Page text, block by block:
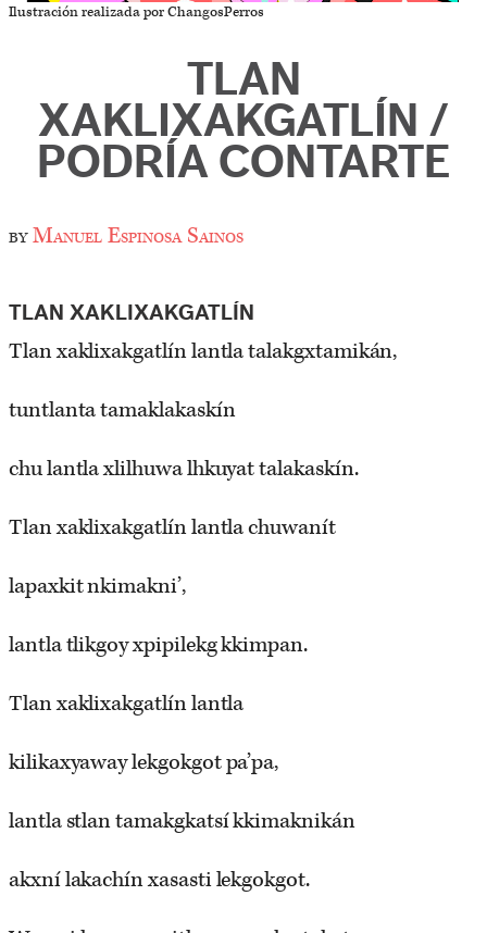
Ilustración realizada por ChangosPerros
TLAN
XAKLIXAKGATLÍN /
PODRÍA CONTARTE
byManuel Espinosa Sainos
TLAN XAKLIXAKGATLÍN
Tlan xaklixakgatlín lantla talakgxtamikán,
tuntlanta tamaklakaskín
chu lantla xlilhuwa lhkuyat talakaskín.
Tlan xaklixakgatlín lantla chuwanít
lapaxkit nkimakni’,
lantla tlikgoy xpipilekg kkimpan.
Tlan xaklixakgatlín lantla
kilikaxyaway lekgokgot pa’pa,
lantla stlan tamakgkatsí kkimaknikán
akxní lakachín xasasti lekgokgot.